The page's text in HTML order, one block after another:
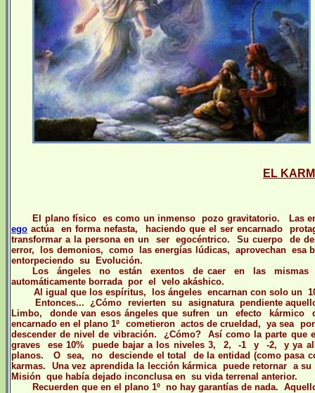
EL
El plano físico es como un inmenso pozo gravitatorio. Las
ego actúa en forma nefasta, haciendo que el ser encarnado
transformar a la persona en un ser egocéntrico. Su cuerpo de
error, los demonios, como las energías lúdicas, aprovechan
entorpeciendo su Evolución.
Los ángeles no están exentos de caer en las
automáticamente borrada por el velo akáshico.
Al igual que los espíritus, los ángeles encarnan con solo un
Entonces... ¿Cómo revierten su asignatura pendiente aquellos
Limbo, donde van esos ángeles que sufren un efecto
encarnado en el plano 1º cometieron actos de crueldad, ya sea
descender de nivel de vibración. ¿Cómo? Así como la parte
graves ese 10% puede bajar a los niveles 3, 2, -1 y -2, y ya
planos. O sea, no desciende el total de la entidad (como pasa
karmas. Una vez aprendida la lección kármica puede retornar a
Misión que había dejado inconclusa en su vida terrenal anterior.
Recuerden que en el plano 1º no hay garantías de nada.